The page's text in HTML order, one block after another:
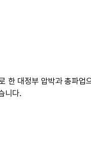
한 대정부 압박과 총파
니다.